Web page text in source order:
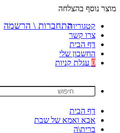
מוצר נוסף בהצלחה
קטגוריות
צרו קשר
דף הבית
החשבון שלי
0 עגלת קניות
דף הבית
אבא ואמא של שבת
ברית\ה
התחברות \ הרשמה